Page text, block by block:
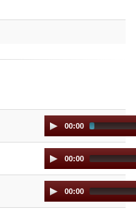
Audio
Player
00:00
Audio
Player
00:00
Audio
Player
00:00